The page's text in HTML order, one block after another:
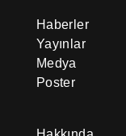
Haberler
Yayınlar
Medya
Poster